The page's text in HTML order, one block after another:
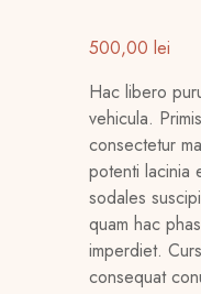
500,00 lei
Hac libero
vehicula.
consectetur
potenti lacinia
sodales
quam hac
imperdiet.
consequat